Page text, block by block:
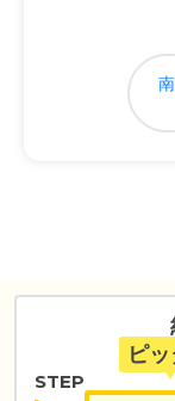
ピッ
STEP